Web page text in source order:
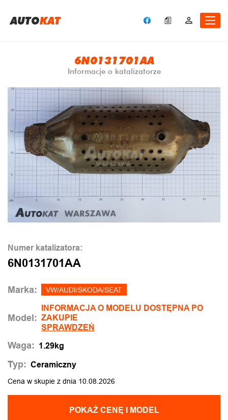
AUTOKAT
6N0131701AA
Informacje o katalizatorze
Numer katalizatora:
6N0131701AA
Marka: VW/AUDI/SKODA/SEAT
Model:
INFORMACJA O MODELU DOSTĘPNA PO
ZAKUPIE
SPRAWDZEŃ
Waga: 1.29kg
Typ: Ceramiczny
Cena w skupie z dnia 10.08.2026
POKAŻ CENĘ I MODEL